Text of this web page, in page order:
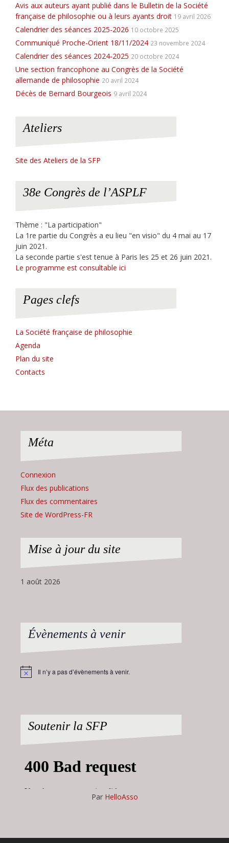
Avis aux auteurs ayant publié dans le Bulletin de la Société
française de philosophie ou à leurs ayants droit 19 avril 2026
Calendrier des séances 2025-2026 10 octobre 2025
Communiqué Proche-Orient 18/11/2024 23 novembre 2024
Calendrier des séances 2024-2025 20 octobre 2024
Une section francophone au Congrès de la Société
allemande de philosophie 20 avril 2024
Décès de Bernard Bourgeois 9 avril 2024
Ateliers
Site des Ateliers de la SFP
38e Congrès de l’ASPLF
Thème : "La participation"
La 1re partie du Congrès a eu lieu "en visio" du 4 mai au 17
juin 2021.
La seconde partie s'est tenue à Paris les 25 et 26 juin 2021.
Le programme est consultable ici
Pages clefs
La Société française de philosophie
Agenda
Plan du site
Contacts
Méta
Connexion
Flux des publications
Flux des commentaires
Site de WordPress-FR
Mise à jour du site
1 août 2026
Évènements à venir
Notice Il n’y a pas d’évènements à venir.
Soutenir la SFP
Par HelloAsso